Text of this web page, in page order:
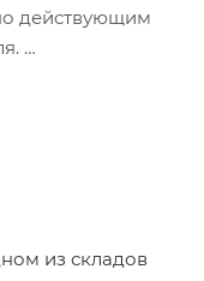
действующим
из складов